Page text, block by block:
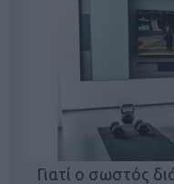
Γιατί ο σωστός